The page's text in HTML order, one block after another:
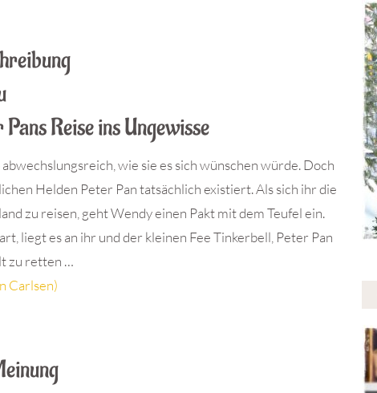
Reise ins Ungewisse
wie sie es sich wünschen würde. Doch
Helden Peter Pan tatsächlich existiert. Als sich ihr die
zu reisen, geht Wendy einen Pakt mit dem Teufel ein.
liegt es an ihr und der kleinen Fee Tinkerbell, Peter Pan
zu retten …
Carlsen)